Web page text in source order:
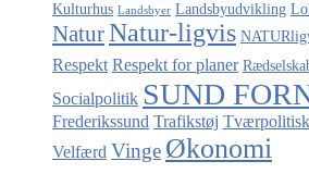
Kulturhus Landsbyer Landsbyudvikling
NaturNatur-ligvis
Respekt Respekt for planer
Socialpolitik SUND
Frederikssund Trafikstøj Tværpolitisk
Velfærd Vinge Økonomi